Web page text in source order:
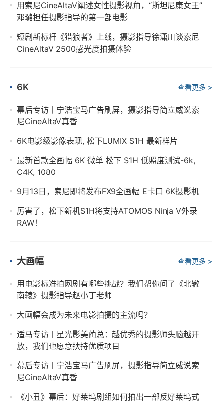
用索尼CineAltaV阐述女性摄影视角，“斯坦尼康女王”
邓璐担任摄影指导的第一部电影
短剧新标杆《猎狼者》上线，摄影指导徐潇川谈索尼
CineAltaV 2500感光度拍摄体验
6K 查看更多 >
幕后专访丨宁浩宝马广告刷屏，摄影指导简立威说索
尼CineAltaV真香
6K电影级影像表现, 松下LUMIX S1H 最新样片
最新首款全画幅 6K 微单 松下 S1H 低照度测试-6k,
C4K, 1080
9月13日，索尼即将发布FX9全画幅 E卡口 6K摄影机
厉害了，松下新机S1H将支持ATOMOS Ninja V外录
RAW！
大画幅 查看更多 >
用电影标准拍网剧有哪些挑战？我们帮你问了《北辙
南辕》摄影指导赵小丁老师
大画幅会成为未来电影拍摄的主流吗？
适马专访丨星光影美蔺总：越优秀的摄影师头脑越开
放，我们也愿意扶持优质项目
幕后专访丨宁浩宝马广告刷屏，摄影指导简立威说索
尼CineAltaV真香
《小丑》幕后：好莱坞剧组如何拍出一部反好莱坞式